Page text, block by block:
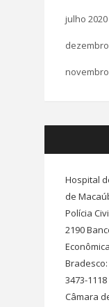
julho 2020
Hospital
de
Polícia
2190
Bradesco:
3473-
Câmara